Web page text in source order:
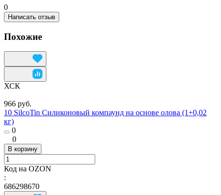
0
Написать отзыв
Похожие
ХСК
966 руб.
10 SilcoTin Силиконовый компаунд на основе олова (1+0,02
кг)
0
0
В корзину
Код на OZON
:
686298670